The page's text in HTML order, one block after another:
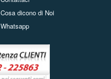
Cosa dicono di Noi
Whatsapp